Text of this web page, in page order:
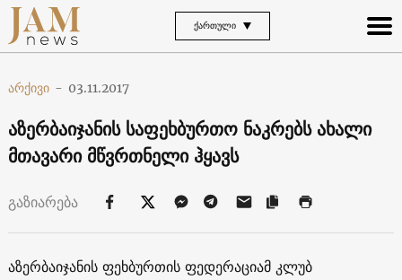
ᲥᲐᲠᲗᲣᲚᲘ
არქივი - 03.11.2017
აზერბაიჯანის საფეხბურთო ნაკრებს ახალი
მთავარი მწვრთნელი ჰყავს
გაზიარება
აზერბაიჯანის ფეხბურთის ფედერაციამ კლუბ